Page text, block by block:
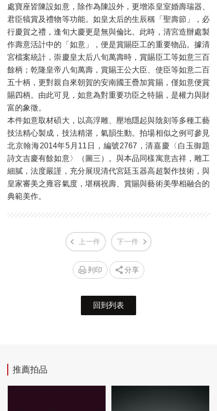
處寶座皆陳設如意，除作為陳設外，更增添皇室婚壽瑞器、
君臣犒賞及禮物等功能。如皇太后的生辰稱「聖壽節」，必
行慶賀之禮，逢旬大慶更是無與倫比。此時，清宮造辦處製
作壽意活計中的「如意」，便是賞賜臣工的重要物品。據清
宮檔案統計，崇慶皇太后八旬萬壽時，賞賜臣工等如意三百
餘柄；乾隆皇帝八旬萬壽，賞賜王公大臣、使臣等如意二百
五十柄，更對親自來朝賀的安南國王疊加賞賜，僅如意便賞
賜四柄。由此可見，如意為對重要功臣之特賜，是權力與財
富的象徵。
本件如意取材碩大，以高浮雕、壓地隱起與陰刻等多種工藝
技法精心製成，技法精湛，氣韻生動。拍場相似之例可參見
北京翰海2014年5月11日，編號2767，清嘉慶〈白玉御題
詩文吉慶有餘如意〉（圖三）。與本品同樣寓意吉祥，雕工
細膩，法度嚴謹，充分展現清代宮廷玉器高超製作技術，與
皇家審美之雍容氣度，堪稱祝壽、賞賜與藝術美學相融合的
典範美作。
上一件 下一件
列印 分享
回到列表
推薦拍品